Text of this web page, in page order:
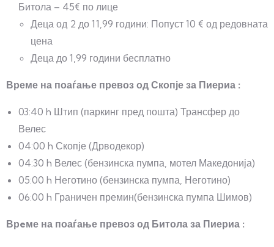
Битола – 45€ по лице
Деца од 2 до 11,99 години: Попуст 10 € од редовната
цена
Деца до 1,99 години бесплатно
Време на поаѓање превоз од Скопје за Пиериа :
03:40 h Штип (паркинг пред пошта) Трансфер до
Велес
04:00 h Скопје (Дрводекор)
04:30 h Велес (бензинска пумпа, мотел Македонија)
05:00 h Неготино (бензинска пумпа, Неготино)
06:00 h Граничен премин(бензинска пумпа Шимов)
Врeме на поаѓање превоз од Битола за Пиериа :